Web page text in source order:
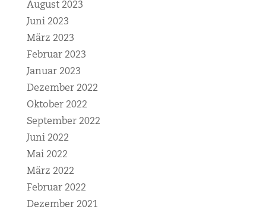
August 2023
Juni 2023
März 2023
Februar 2023
Januar 2023
Dezember 2022
Oktober 2022
September 2022
Juni 2022
Mai 2022
März 2022
Februar 2022
Dezember 2021